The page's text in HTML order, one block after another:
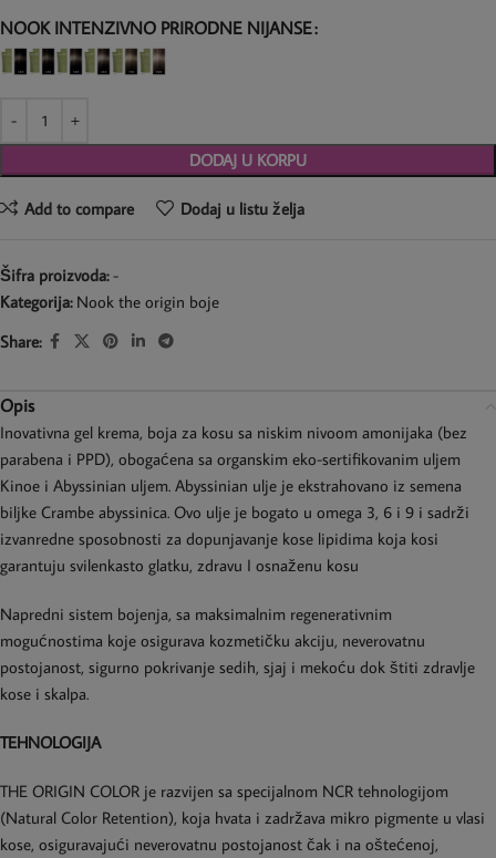
NOOK INTENZIVNO PRIRODNE NIJANSE
DODAJ U KORPU
Add to compare Dodaj u listu želja
Šifra proizvoda:-
Kategorija: Nook the origin boje
Share:
Opis
Inovativna gel krema, boja za kosu sa niskim nivoom amonijaka (bez
parabena i PPD), obogaćena sa organskim eko-sertifikovanim uljem
Kinoe i Abyssinian uljem. Abyssinian ulje je ekstrahovano iz semena
biljke Crambe abyssinica. Ovo ulje je bogato u omega 3, 6 i 9 i sadrži
izvanredne sposobnosti za dopunjavanje kose lipidima koja kosi
garantuju svilenkasto glatku, zdravu I osnaženu kosu
Napredni sistem bojenja, sa maksimalnim regenerativnim
mogućnostima koje osigurava kozmetičku akciju, neverovatnu
postojanost, sigurno pokrivanje sedih, sjaj i mekoću dok štiti zdravlje
kose i skalpa.
TEHNOLOGIJA
THE ORIGIN COLOR je razvijen sa specijalnom NCR tehnologijom
(Natural Color Retention), koja hvata i zadržava mikro pigmente u vlasi
kose, osiguravajući neverovatnu postojanost čak i na oštećenoj,